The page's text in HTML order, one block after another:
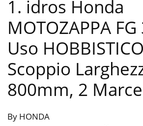
1. idros Honda
MOTOZAPPA
Uso
Scoppio
800mm, 2 Marce
By HONDA